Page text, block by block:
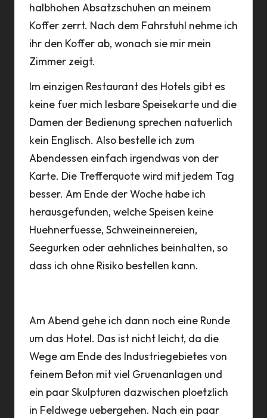
halbhohen Absatzschuhen an meinem
Koffer zerrt. Nach dem Fahrstuhl nehme ich
ihr den Koffer ab, wonach sie mir mein
Zimmer zeigt.
Im einzigen Restaurant des Hotels gibt es
keine fuer mich lesbare Speisekarte und die
Damen der Bedienung sprechen natuerlich
kein Englisch. Also bestelle ich zum
Abendessen einfach irgendwas von der
Karte. Die Trefferquote wird mit jedem Tag
besser. Am Ende der Woche habe ich
herausgefunden, welche Speisen keine
Huehnerfuesse, Schweineinnereien,
Seegurken oder aehnliches beinhalten, so
dass ich ohne Risiko bestellen kann.
Am Abend gehe ich dann noch eine Runde
um das Hotel. Das ist nicht leicht, da die
Wege am Ende des Industriegebietes von
feinem Beton mit viel Gruenanlagen und
ein paar Skulpturen dazwischen ploetzlich
in Feldwege uebergehen. Nach ein paar